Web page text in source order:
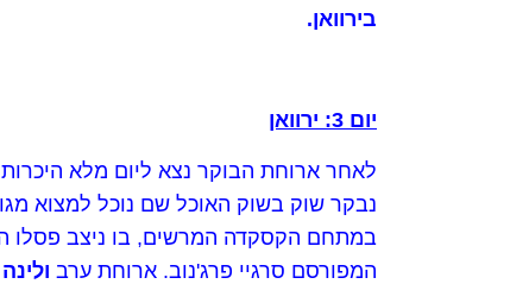
בירוואן.
יום 3: ירוואן
לאחר ארוחת הבוקר נצא ליום מלא
נבקר שוק בשוק האוכל שם נוכל למצוא
במתחם הקסקדה המרשים, בו ניצב פסלו
המפורסם סרגיי פרג'נוב. ארוחת ערב